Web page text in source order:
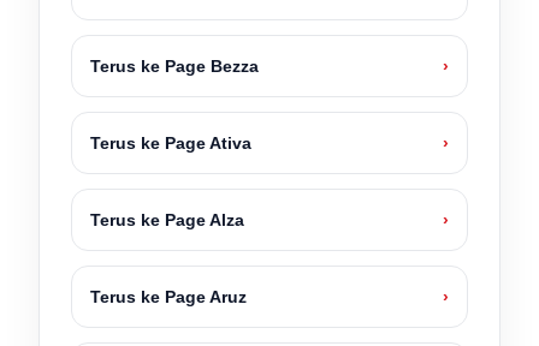
Terus ke Page Bezza ›
Terus ke Page Ativa ›
Terus ke Page Alza ›
Terus ke Page Aruz ›